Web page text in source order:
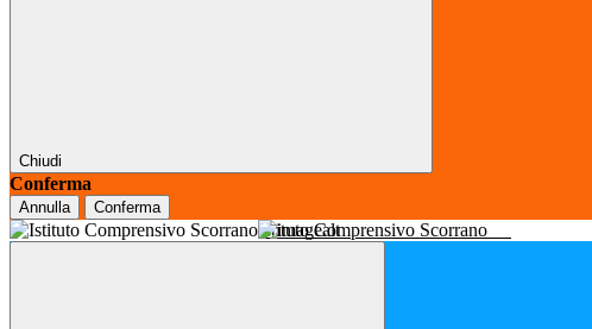
Chiudi
Conferma
Annulla Conferma
Istituto Comprensivo Scorrano